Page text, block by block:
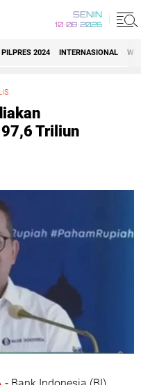
SENIN
10•08•2026
PILPRES 2024 INTERNASIONAL
Triliun